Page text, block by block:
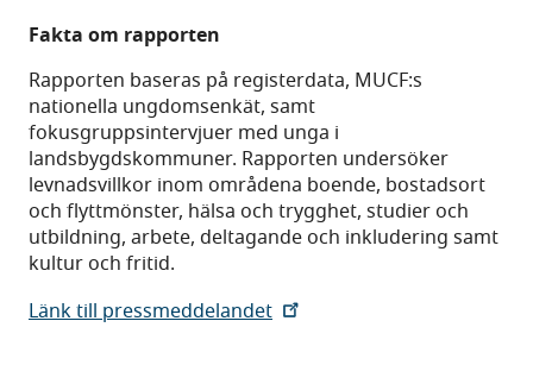
Fakta om rapporten
Rapporten baseras på registerdata, MUCF:s
nationella ungdomsenkät, samt
fokusgruppsintervjuer med unga i
landsbygdskommuner. Rapporten undersöker
levnadsvillkor inom områdena boende, bostadsort
och flyttmönster, hälsa och trygghet, studier och
utbildning, arbete, deltagande och inkludering samt
kultur och fritid.
Länk till pressmeddelandet